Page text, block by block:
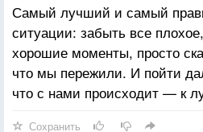
Самый лучший и самый
ситуации: забыть все
хорошие моменты, просто
что мы пережили. И пойти
что с нами происходит — к
Сохранить